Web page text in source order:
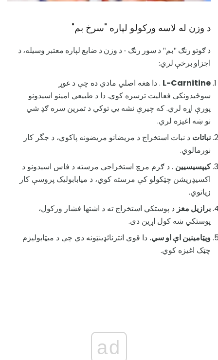
د وزن له لاسه ورکولو لپاره "سرخ بم"
د ګوتو رنګ "بم" د سور رنګ - د وزن د ضایع لپاره معتبر وسیله، د
اجزاو برخې لري:
L-Carnitine . دا هغه اصلي مادي ده چې د غوړ
سوځیدونکی فعالیت ترسره کوي. دا د طبیعي امینو اسیدونو
پورې اړه لري. که چیرې نشه یي توکي د تمرین سره ګډ شي
نو ښه اغیزه لري.
نباتات د نبات استخراج د مریضانو مریضونه پاکوي، د جگر کار
نورمالوي.
کیپسیسیین . د ګرم مرچ استخراجي مرسته د فاس اسیدونو د
اکسیډریشن چټکولو کې مرسته کوي، د میابابولیک پروسې کار
زیاتوي.
برازیل مغز د پوستکي استخراج ته د اشتها فشار ورکول،
پوستکي ښه کول اړین دی.
ويټامينين اې او سي. دا قوي انترنائډینټونه دي چې د میټابولیزم
چټک اغیزه کوي.
ad